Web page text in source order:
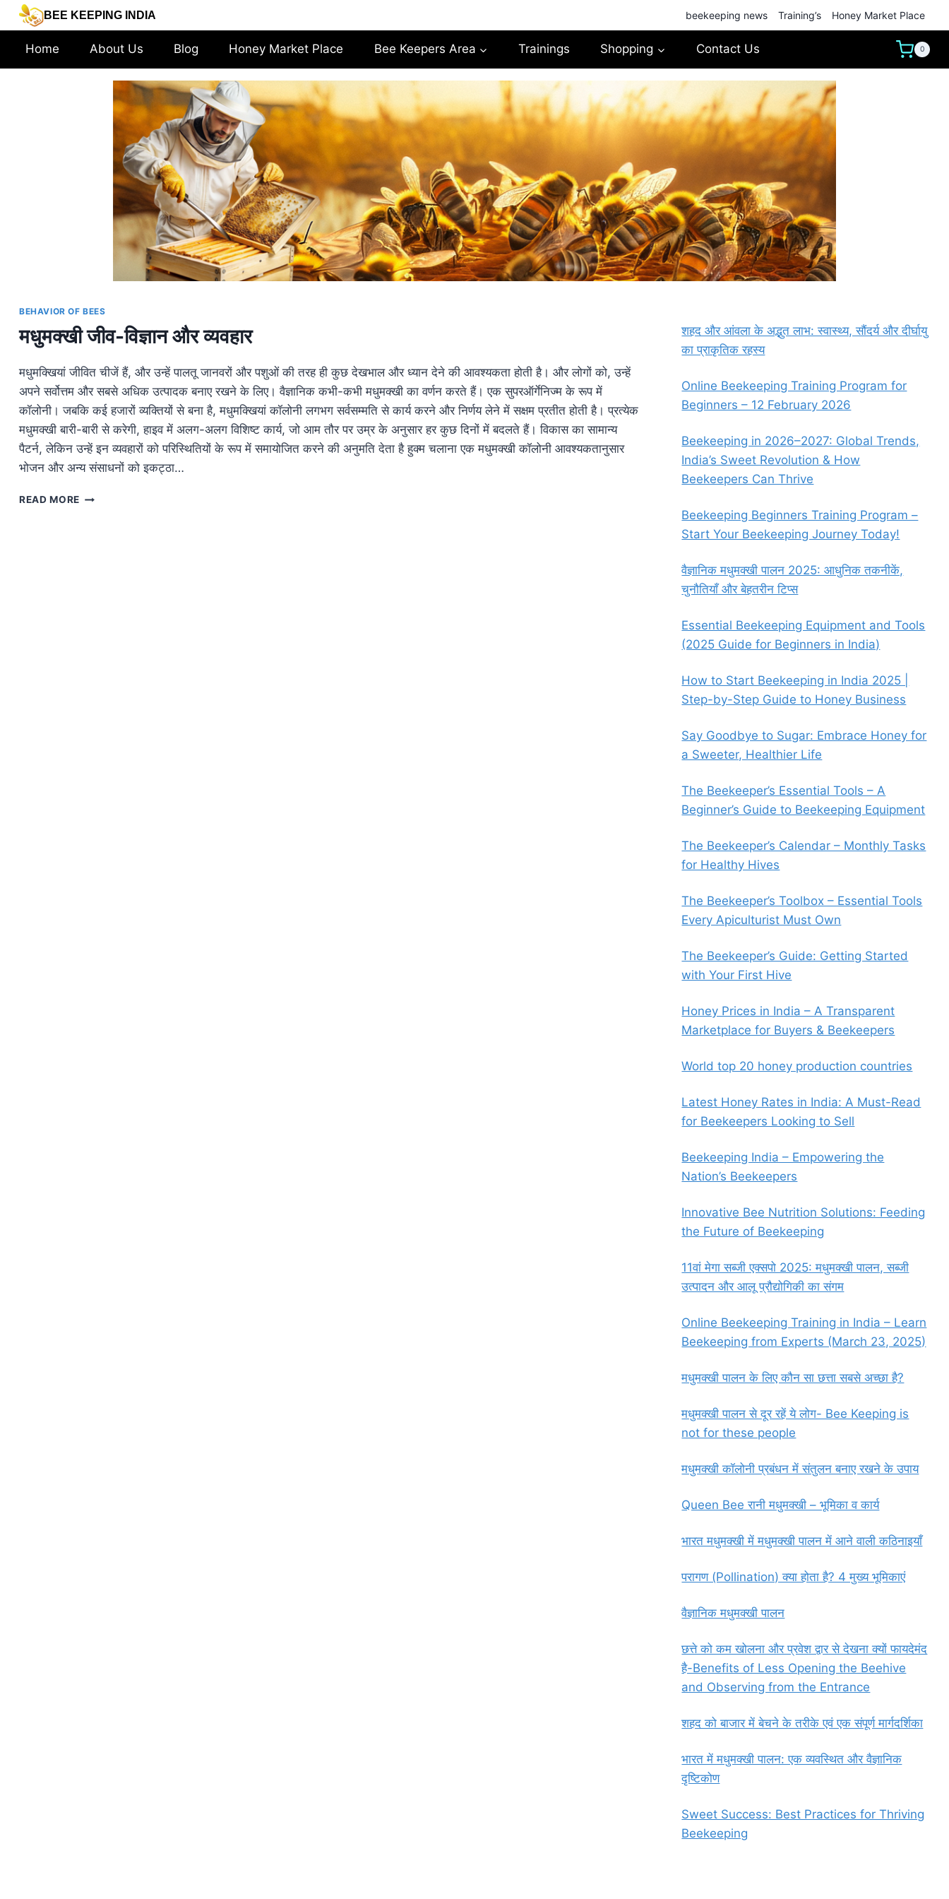
Skip
to
content
BEE KEEPING INDIA beekeeping news Training’s Honey Market Place
Home About Us Blog Honey Market Place Bee Keepers Area Trainings Shopping Contact Us 0
BEHAVIOR OF BEES
मधुमक्खी जीव-विज्ञान और व्यवहार
मधुमक्खियां जीवित चीजें हैं, और उन्हें पालतू जानवरों और पशुओं की तरह ही कुछ देखभाल और ध्यान देने की आवश्यकता होती है। और लोगों को, उन्हें
अपने सर्वोत्तम और सबसे अधिक उत्पादक बनाए रखने के लिए। वैज्ञानिक कभी-कभी मधुमक्खी का वर्णन करते हैं। एक सुपरऑर्गेनिज्म के रूप में
कॉलोनी। जबकि कई हजारों व्यक्तियों से बना है, मधुमक्खियां कॉलोनी लगभग सर्वसम्मति से कार्य करने और निर्णय लेने में सक्षम प्रतीत होती है। प्रत्येक
मधुमक्खी बारी-बारी से करेगी, हाइव में अलग-अलग विशिष्ट कार्य, जो आम तौर पर उम्र के अनुसार हर कुछ दिनों में बदलते हैं। विकास का सामान्य
पैटर्न, लेकिन उन्हें इन व्यवहारों को परिस्थितियों के रूप में समायोजित करने की अनुमति देता है हुक्म चलाना एक मधुमक्खी कॉलोनी आवश्यकतानुसार
भोजन और अन्य संसाधनों को इकट्ठा…
READ MORE मधुमक्खी
शहद और आंवला के अद्भुत लाभ: स्वास्थ्य, सौंदर्य और दीर्घायु
का प्राकृतिक रहस्य
Online Beekeeping Training Program for
Beginners – 12 February 2026
Beekeeping in 2026–2027: Global Trends,
India’s Sweet Revolution & How
Beekeepers Can Thrive
Beekeeping Beginners Training Program –
Start Your Beekeeping Journey Today!
वैज्ञानिक मधुमक्खी पालन 2025: आधुनिक तकनीकें,
चुनौतियाँ और बेहतरीन टिप्स
Essential Beekeeping Equipment and Tools
(2025 Guide for Beginners in India)
How to Start Beekeeping in India 2025 |
Step-by-Step Guide to Honey Business
Say Goodbye to Sugar: Embrace Honey for
a Sweeter, Healthier Life
The Beekeeper’s Essential Tools – A
Beginner’s Guide to Beekeeping Equipment
The Beekeeper’s Calendar – Monthly Tasks
for Healthy Hives
The Beekeeper’s Toolbox – Essential Tools
Every Apiculturist Must Own
The Beekeeper’s Guide: Getting Started
with Your First Hive
Honey Prices in India – A Transparent
Marketplace for Buyers & Beekeepers
World top 20 honey production countries
Latest Honey Rates in India: A Must-Read
for Beekeepers Looking to Sell
Beekeeping India – Empowering the
Nation’s Beekeepers
Innovative Bee Nutrition Solutions: Feeding
the Future of Beekeeping
11वां मेगा सब्जी एक्सपो 2025: मधुमक्खी पालन, सब्जी
उत्पादन और आलू प्रौद्योगिकी का संगम
Online Beekeeping Training in India – Learn
Beekeeping from Experts (March 23, 2025)
मधुमक्खी पालन के लिए कौन सा छत्ता सबसे अच्छा है?
मधुमक्खी पालन से दूर रहें ये लोग- Bee Keeping is
not for these people
मधुमक्खी कॉलोनी प्रबंधन में संतुलन बनाए रखने के उपाय
Queen Bee रानी मधुमक्खी – भूमिका व कार्य
भारत मधुमक्खी में मधुमक्खी पालन में आने वाली कठिनाइयाँ
परागण (Pollination) क्या होता है? 4 मुख्य भूमिकाएं
वैज्ञानिक मधुमक्खी पालन
छत्ते को कम खोलना और प्रवेश द्वार से देखना क्यों फायदेमंद
है-Benefits of Less Opening the Beehive
and Observing from the Entrance
शहद को बाजार में बेचने के तरीके एवं एक संपूर्ण मार्गदर्शिका
भारत में मधुमक्खी पालन: एक व्यवस्थित और वैज्ञानिक
दृष्टिकोण
Sweet Success: Best Practices for Thriving
Beekeeping